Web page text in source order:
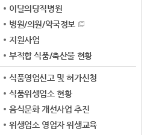
이달의당직병원
병원/의원/약국정보
지원사업
부적합 식품/축산물 현황
식품영업신고 및 허가신청
식품위생업소 현황
음식문화 개선사업 추진
위생업소 영업자 위생교육